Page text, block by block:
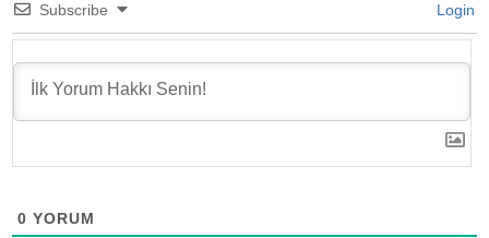
Subscribe Login
0 YORUM